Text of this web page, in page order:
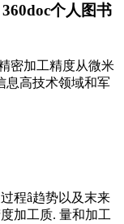
个人图书
密加工精度从微米
息高技术领域和军
程â趋势以及末来
加工质. 量和加工